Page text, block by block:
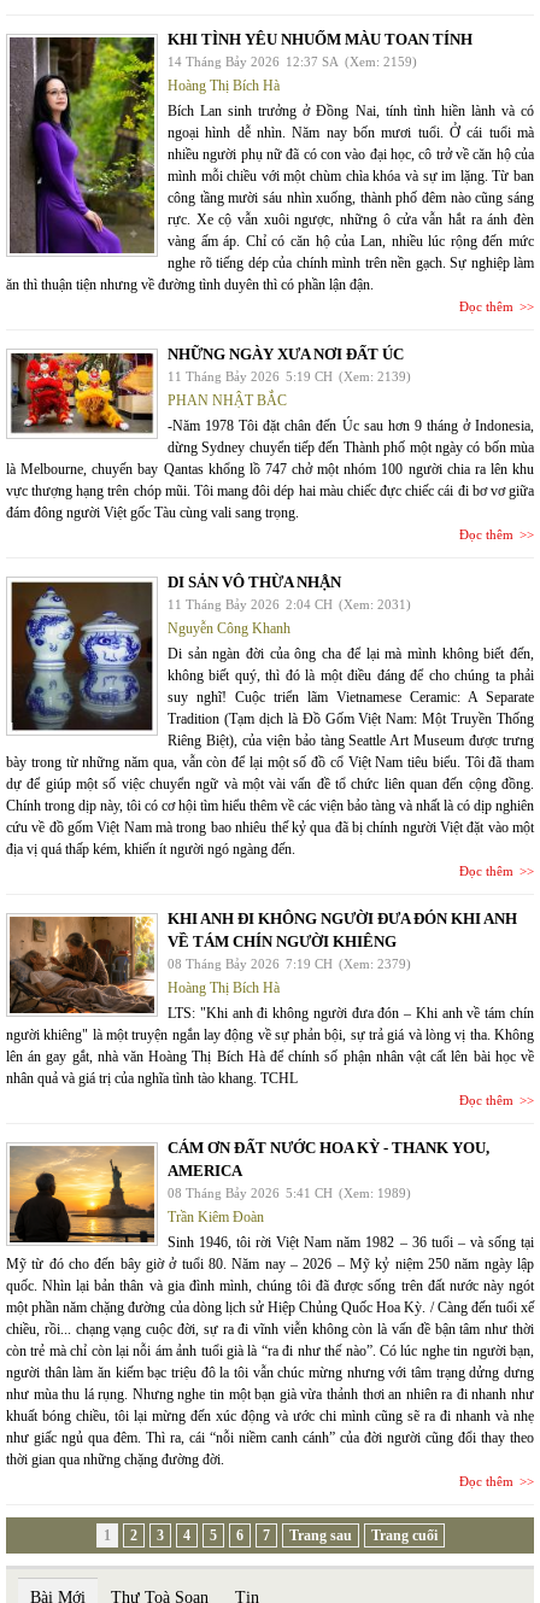
KHI TÌNH YÊU NHUỐM MÀU TOAN TÍNH
14 Tháng Bảy 2026 12:37 SA (Xem: 2159)
Hoàng Thị Bích Hà
Bích Lan sinh trưởng ở Đồng Nai, tính tình hiền lành và có
ngoại hình dễ nhìn. Năm nay bốn mươi tuổi. Ở cái tuổi mà
nhiều người phụ nữ đã có con vào đại học, cô trở về căn hộ của
mình mỗi chiều với một chùm chìa khóa và sự im lặng. Từ ban
công tầng mười sáu nhìn xuống, thành phố đêm nào cũng sáng
rực. Xe cộ vẫn xuôi ngược, những ô cửa vẫn hắt ra ánh đèn
vàng ấm áp. Chỉ có căn hộ của Lan, nhiều lúc rộng đến mức
nghe rõ tiếng dép của chính mình trên nền gạch. Sự nghiệp làm
ăn thì thuận tiện nhưng về đường tình duyên thì có phần lận đận.
Đọc thêm
NHỮNG NGÀY XƯA NƠI ĐẤT ÚC
11 Tháng Bảy 2026 5:19 CH (Xem: 2139)
PHAN NHẬT BẮC
-Năm 1978 Tôi đặt chân đến Úc sau hơn 9 tháng ở Indonesia,
dừng Sydney chuyển tiếp đến Thành phố một ngày có bốn mùa
là Melbourne, chuyến bay Qantas khổng lồ 747 chở một nhóm 100 người chia ra lên khu
vực thượng hạng trên chóp mũi. Tôi mang đôi dép hai màu chiếc đực chiếc cái đi bơ vơ giữa
đám đông người Việt gốc Tàu cùng vali sang trọng.
Đọc thêm
DI SẢN VÔ THỪA NHẬN
11 Tháng Bảy 2026 2:04 CH (Xem: 2031)
Nguyễn Công Khanh
Di sản ngàn đời của ông cha để lại mà mình không biết đến,
không biết quý, thì đó là một điều đáng để cho chúng ta phải
suy nghĩ! Cuộc triển lãm Vietnamese Ceramic: A Separate
Tradition (Tạm dịch là Đồ Gốm Việt Nam: Một Truyền Thống
Riêng Biệt), của viện bảo tàng Seattle Art Museum được trưng
bày trong từ những năm qua, vẫn còn để lại một số đồ cổ Việt Nam tiêu biểu. Tôi đã tham
dự để giúp một số việc chuyển ngữ và một vài vấn đề tổ chức liên quan đến cộng đồng.
Chính trong dịp này, tôi có cơ hội tìm hiểu thêm về các viện bảo tàng và nhất là có dịp nghiên
cứu về đồ gốm Việt Nam mà trong bao nhiêu thế kỷ qua đã bị chính người Việt đặt vào một
địa vị quá thấp kém, khiến ít người ngó ngàng đến.
Đọc thêm
KHI ANH ĐI KHÔNG NGƯỜI ĐƯA ĐÓN KHI ANH
VỀ TÁM CHÍN NGƯỜI KHIÊNG
08 Tháng Bảy 2026 7:19 CH (Xem: 2379)
Hoàng Thị Bích Hà
LTS: "Khi anh đi không người đưa đón – Khi anh về tám chín
người khiêng" là một truyện ngắn lay động về sự phản bội, sự trả giá và lòng vị tha. Không
lên án gay gắt, nhà văn Hoàng Thị Bích Hà để chính số phận nhân vật cất lên bài học về
nhân quả và giá trị của nghĩa tình tào khang. TCHL
Đọc thêm
CÁM ƠN ĐẤT NƯỚC HOA KỲ - THANK YOU,
AMERICA
08 Tháng Bảy 2026 5:41 CH (Xem: 1989)
Trần Kiêm Đoàn
Sinh 1946, tôi rời Việt Nam năm 1982 – 36 tuổi – và sống tại
Mỹ từ đó cho đến bây giờ ở tuổi 80. Năm nay – 2026 – Mỹ kỷ niệm 250 năm ngày lập
quốc. Nhìn lại bản thân và gia đình mình, chúng tôi đã được sống trên đất nước này ngót
một phần năm chặng đường của dòng lịch sử Hiệp Chủng Quốc Hoa Kỳ. / Càng đến tuổi xế
chiều, rồi... chạng vạng cuộc đời, sự ra đi vĩnh viễn không còn là vấn đề bận tâm như thời
còn trẻ mà chỉ còn lại nỗi ám ảnh tuổi già là “ra đi như thế nào”. Có lúc nghe tin người bạn,
người thân làm ăn kiếm bạc triệu đô la tôi vẫn chúc mừng nhưng với tâm trạng dửng dưng
như mùa thu lá rụng. Nhưng nghe tin một bạn già vừa thảnh thơi an nhiên ra đi nhanh như
khuất bóng chiều, tôi lại mừng đến xúc động và ước chi mình cũng sẽ ra đi nhanh và nhẹ
như giấc ngủ qua đêm. Thì ra, cái “nỗi niềm canh cánh” của đời người cũng đổi thay theo
thời gian qua những chặng đường đời.
Đọc thêm
1 2 3 4 5 6 7 Trang sau Trang cuối
Bài Mới Thư Toà Soạn Tin